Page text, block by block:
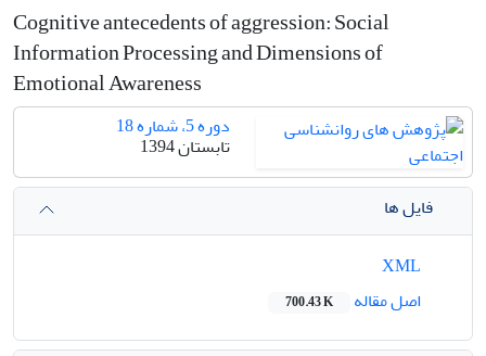
Cognitive antecedents of aggression: Social
Information Processing and Dimensions of
Emotional Awareness
دوره 5، شماره 18
تابستان 1394
فایل ها
اصل مقاله
700.43 K